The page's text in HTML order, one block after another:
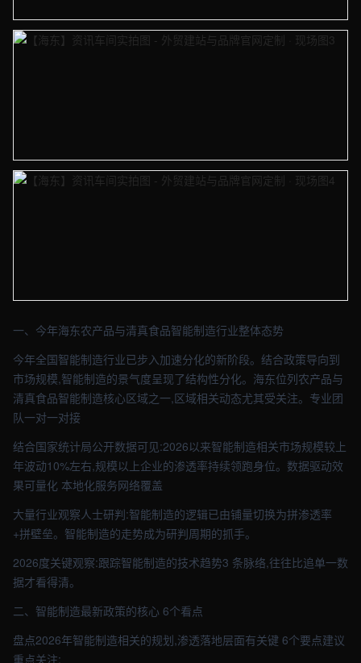
【海东】资讯车间实拍图 - 外贸建站与品牌官网定制 · 现场图2
【海东】资讯车间实拍图 - 外贸建站与品牌官网定制 · 现场图3
一、今年海东农产品与清真食品智能制造行业整体态势
今年全国智能制造行业已步入加速分化的新阶段。结合政策导向到
市场规模,智能制造的景气度呈现了结构性分化。海东位列农产品与
清真食品智能制造核心区域之一,区域相关动态尤其受关注。专业团
队一对一对接
结合国家统计局公开数据可见:2026以来智能制造相关市场规模较上
年波动10%左右,规模以上企业的渗透率持续领跑身位。数据驱动效
果可量化 本地化服务网络覆盖
大量行业观察人士研判:智能制造的逻辑已由铺量切换为拼渗透率
+拼壁垒。智能制造的走势成为研判周期的抓手。
2026度关键观察:跟踪智能制造的技术趋势3 条脉络,往往比追单一数
据才看得清。
二、智能制造最新政策的核心 6个看点
盘点2026年智能制造相关的规划,渗透落地层面有关键 6个要点建议
重点关注: